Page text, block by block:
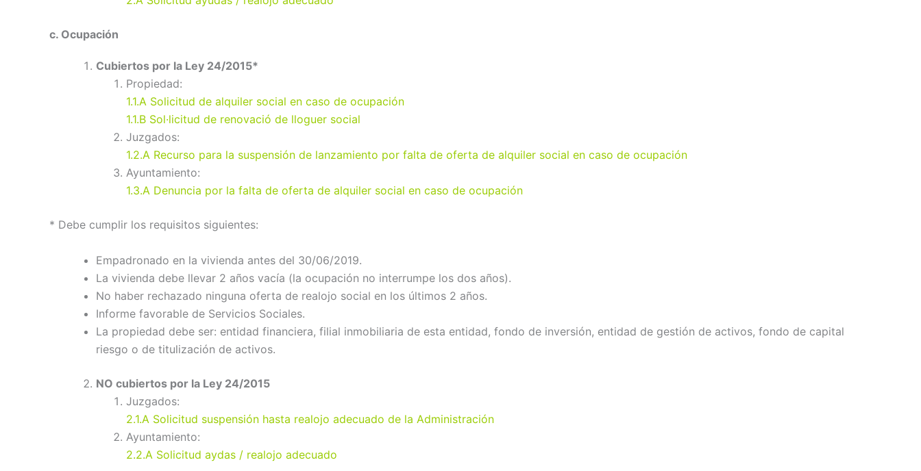
c. Ocupación
Cubiertos por la Ley 24/2015*
Propiedad:
1.1.A Solicitud de alquiler social en caso de ocupación
1.1.B Sol·licitud de renovació de lloguer social
Juzgados:
1.2.A Recurso para la suspensión de lanzamiento por falta de oferta de alquiler social en caso de ocupación
Ayuntamiento:
1.3.A Denuncia por la falta de oferta de alquiler social en caso de ocupación
* Debe cumplir los requisitos siguientes:
Empadronado en la vivienda antes del 30/06/2019.
La vivienda debe llevar 2 años vacía (la ocupación no interrumpe los dos años).
No haber rechazado ninguna oferta de realojo social en los últimos 2 años.
Informe favorable de Servicios Sociales.
La propiedad debe ser: entidad financiera, filial inmobiliaria de esta entidad, fondo de inversión, entidad de gestión de activos, fondo de capital
riesgo o de titulización de activos.
NO cubiertos por la Ley 24/2015
Juzgados:
2.1.A Solicitud suspensión hasta realojo adecuado de la Administración
Ayuntamiento:
2.2.A Solicitud aydas / realojo adecuado